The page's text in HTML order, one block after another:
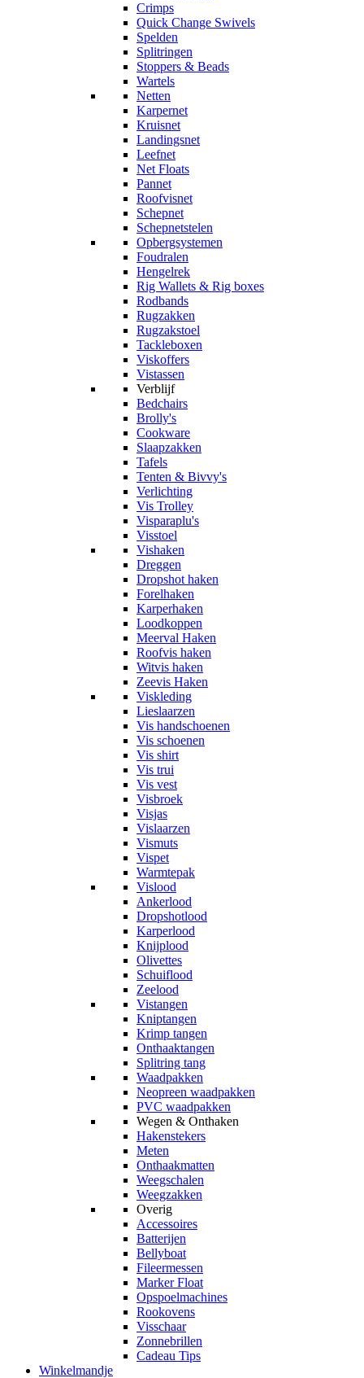
Crimps
Quick Change Swivels
Spelden
Splitringen
Stoppers & Beads
Wartels
Netten
Karpernet
Kruisnet
Landingsnet
Leefnet
Net Floats
Pannet
Roofvisnet
Schepnet
Schepnetstelen
Opbergsystemen
Foudralen
Hengelrek
Rig Wallets & Rig boxes
Rodbands
Rugzakken
Rugzakstoel
Tackleboxen
Viskoffers
Vistassen
Verblijf
Bedchairs
Brolly's
Cookware
Slaapzakken
Tafels
Tenten & Bivvy's
Verlichting
Vis Trolley
Visparaplu's
Visstoel
Vishaken
Dreggen
Dropshot haken
Forelhaken
Karperhaken
Loodkoppen
Meerval Haken
Roofvis haken
Witvis haken
Zeevis Haken
Viskleding
Lieslaarzen
Vis handschoenen
Vis schoenen
Vis shirt
Vis trui
Vis vest
Visbroek
Visjas
Vislaarzen
Vismuts
Vispet
Warmtepak
Vislood
Ankerlood
Dropshotlood
Karperlood
Knijplood
Olivettes
Schuiflood
Zeelood
Vistangen
Kniptangen
Krimp tangen
Onthaaktangen
Splitring tang
Waadpakken
Neopreen waadpakken
PVC waadpakken
Wegen & Onthaken
Hakenstekers
Meten
Onthaakmatten
Weegschalen
Weegzakken
Overig
Accessoires
Batterijen
Bellyboat
Fileermessen
Marker Float
Opspoelmachines
Rookovens
Visschaar
Zonnebrillen
Cadeau Tips
Winkelmandje